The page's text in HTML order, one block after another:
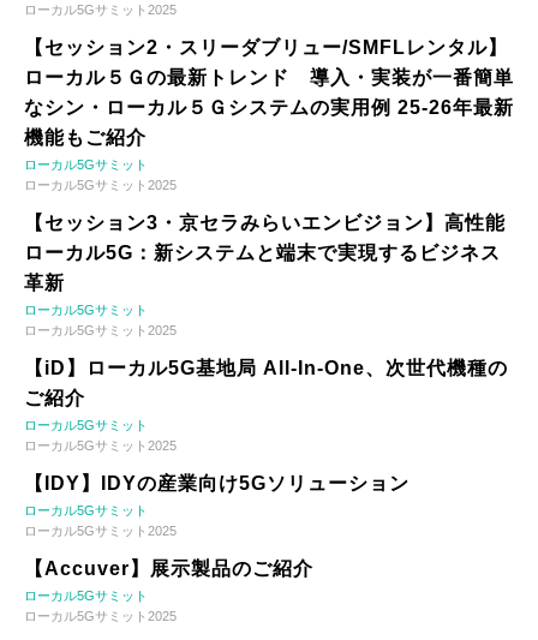
ローカル5Gサミット2025
【セッション2・スリーダブリュー/SMFLレンタル】
ローカル５Ｇの最新トレンド 導入・実装が一番簡単
なシン・ローカル５Ｇシステムの実用例 25-26年最新
機能もご紹介
ローカル5Gサミット
ローカル5Gサミット2025
【セッション3・京セラみらいエンビジョン】高性能
ローカル5G：新システムと端末で実現するビジネス
革新
ローカル5Gサミット
ローカル5Gサミット2025
【iD】ローカル5G基地局 All-In-One、次世代機種の
ご紹介
ローカル5Gサミット
ローカル5Gサミット2025
【IDY】IDYの産業向け5Gソリューション
ローカル5Gサミット
ローカル5Gサミット2025
【Accuver】展示製品のご紹介
ローカル5Gサミット
ローカル5Gサミット2025